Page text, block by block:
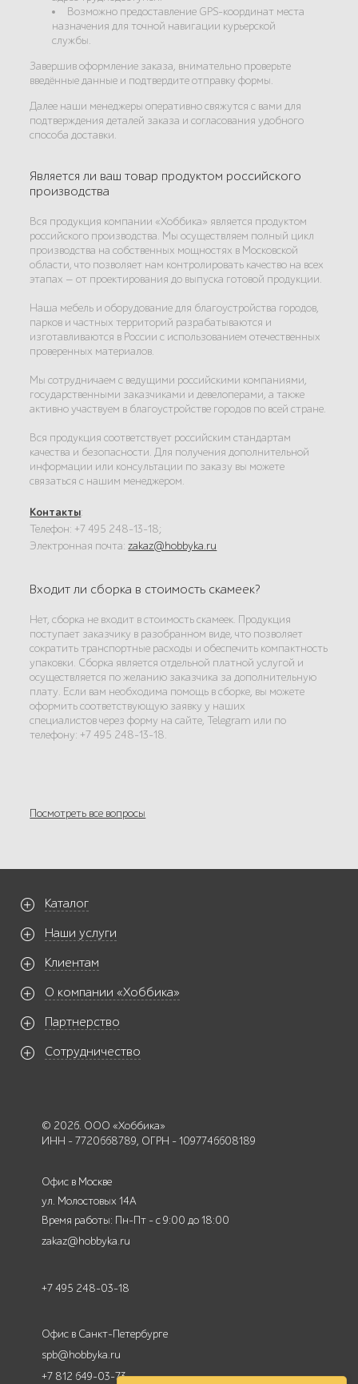
Возможно предоставление GPS-координат места
назначения для точной навигации курьерской
службы.
Завершив оформление заказа, внимательно проверьте
введённые данные и подтвердите отправку формы.
Далее наши менеджеры оперативно свяжутся с вами для
подтверждения деталей заказа и согласования удобного
способа доставки.
Является ли ваш товар продуктом российского
производства
Вся продукция компании «Хоббика» является продуктом
российского производства. Мы осуществляем полный цикл
производства на собственных мощностях в Московской
области, что позволяет нам контролировать качество на всех
этапах — от проектирования до выпуска готовой продукции.
Наша мебель и оборудование для благоустройства городов,
парков и частных территорий разрабатываются и
изготавливаются в России с использованием отечественных
проверенных материалов.
Мы сотрудничаем с ведущими российскими компаниями,
государственными заказчиками и девелоперами, а также
активно участвуем в благоустройстве городов по всей стране.
Вся продукция соответствует российским стандартам
качества и безопасности. Для получения дополнительной
информации или консультации по заказу вы можете
связаться с нашим менеджером.
Контакты:
Телефон: +7 495 248-13-18;
Электронная почта:zakaz@hobbyka.ru
Входит ли сборка в стоимость скамеек?
Нет, сборка не входит в стоимость скамеек. Продукция
поступает заказчику в разобранном виде, что позволяет
сократить транспортные расходы и обеспечить компактность
упаковки. Сборка является отдельной платной услугой и
осуществляется по желанию заказчика за дополнительную
плату. Если вам необходима помощь в сборке, вы можете
оформить соответствующую заявку у наших
специалистов через форму на сайте, Telegram или по
телефону: +7 495 248-13-18.
Посмотреть все вопросы
Каталог
Наши услуги
Клиентам
О компании «Хоббика»
Партнерство
Сотрудничество
© 2026. ООО «Хоббика»
ИНН - 7720668789, ОГРН - 1097746608189
Офис в Москве
ул. Молостовых 14А
Время работы: Пн-Пт - с 9:00 до 18:00
zakaz@hobbyka.ru
+7 495 248-03-18
Офис в Санкт-Петербурге
spb@hobbyka.ru
+7 812 649-03-73